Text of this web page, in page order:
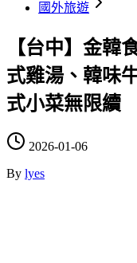
國外旅遊
【台中】金韓
式雞湯、韓味
式小菜無限續
2026-01-06
By lyes